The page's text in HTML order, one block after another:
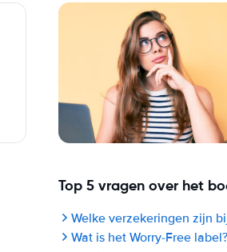
Top 5 vragen over het
Welke verzekeringen zijn
Wat is het Worry-Free label?